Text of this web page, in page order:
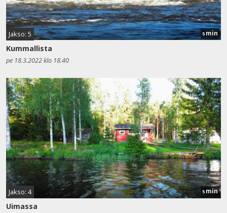
Jakso: 5 5min
Kummallista
pe 18.3.2022 klo 18.40
Jakso: 4 5 min
Uimassa